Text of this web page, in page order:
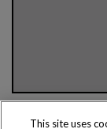
This site uses